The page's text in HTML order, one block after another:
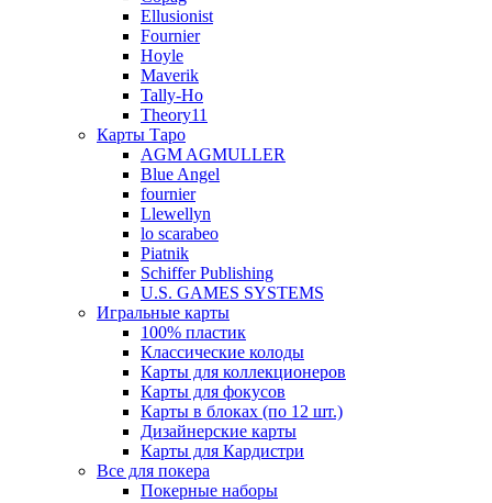
Ellusionist
Fournier
Hoyle
Maverik
Tally-Ho
Theory11
Карты Таро
AGM AGMULLER
Blue Angel
fournier
Llewellyn
lo scarabeo
Piatnik
Schiffer Publishing
U.S. GAMES SYSTEMS
Игральные карты
100% пластик
Классические колоды
Карты для коллекционеров
Карты для фокусов
Карты в блоках (по 12 шт.)
Дизайнерские карты
Карты для Кардистри
Все для покера
Покерные наборы